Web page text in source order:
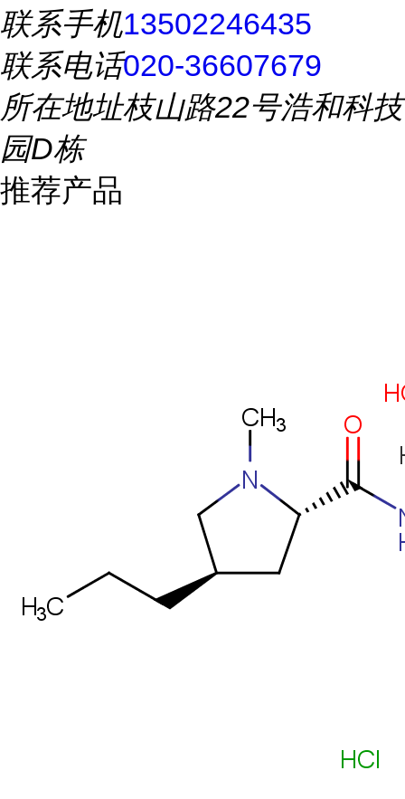
联系手机13502246435
联系电话020-36607679
所在地址枝山路22号浩和科技
园D栋
推荐产品